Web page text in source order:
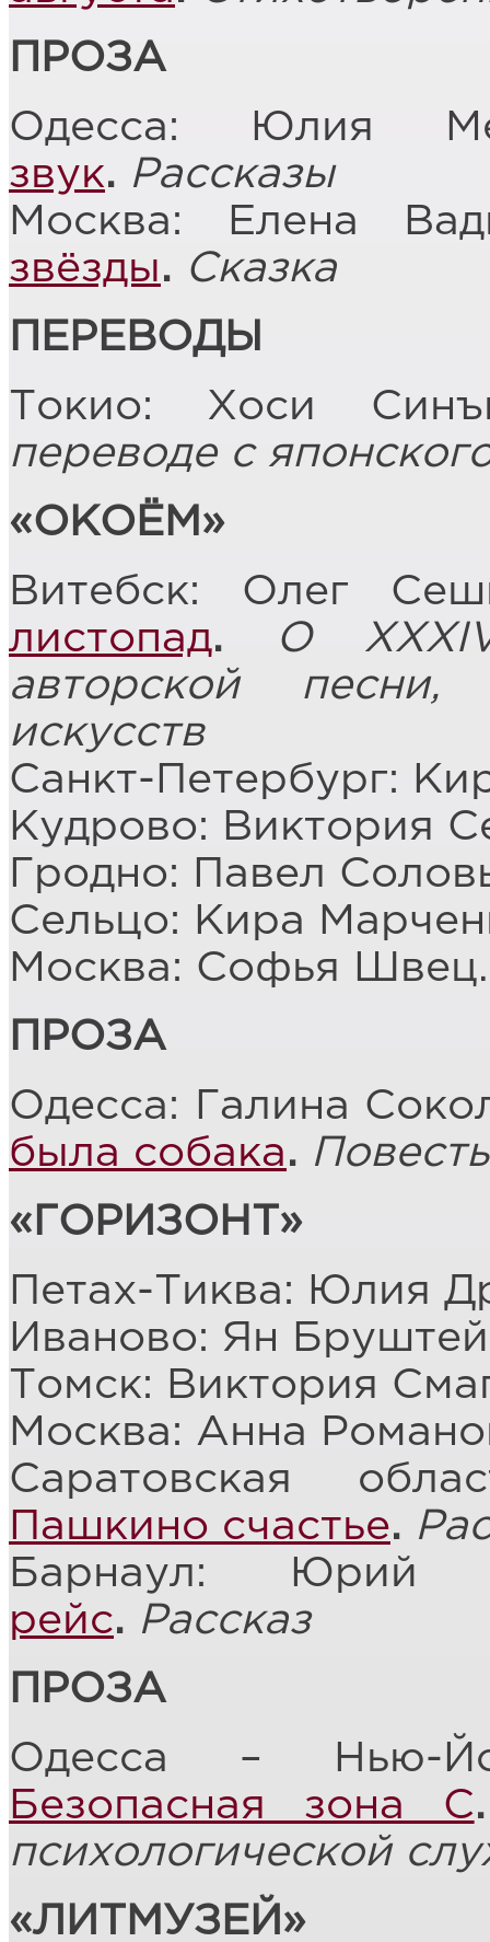
ПРОЗА
Одесса: Юлия
звук. Рассказы
Москва: Елена
звёзды. Сказка
ПЕРЕВОДЫ
Токио: Хоси
переводе с
«ОКОЁМ»
Витебск: Олег
листопад.
О
авторской
искусств
Санкт-Петербург:
Кудрово: Виктория
Гродно: Павел
Сельцо: Кира
Москва: Софья
ПРОЗА
Одесса: Галина
была собака.
«ГОРИЗОНТ»
Петах-Тиква: Юлия
Иваново: Ян
Томск: Виктория
Москва: Анна
Саратовская
Пашкино счастье.
Барнаул:
рейс. Рассказ
ПРОЗА
Одесса – Нью-
Безопасная зона С.
психологической
«ЛИТМУЗЕЙ»